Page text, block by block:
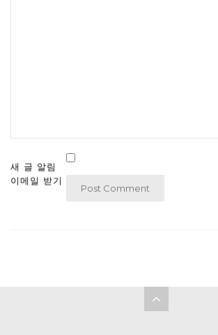
새 글 알림
이메일 받기